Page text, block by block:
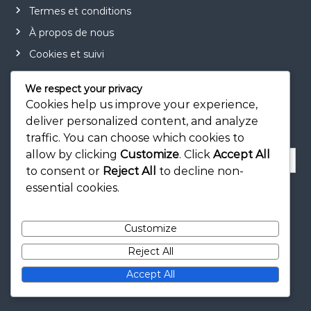
Termes et conditions
À propos de nous
Cookies et suivi
Recherche
S
e
c
We respect your privacy
Cookies help us improve your experience,
deliver personalized content, and analyze
traffic. You can choose which cookies to
allow by clicking Customize. Click Accept All
to consent or Reject All
to decline non-
essential cookies.
Customize
Reject All
Accept All